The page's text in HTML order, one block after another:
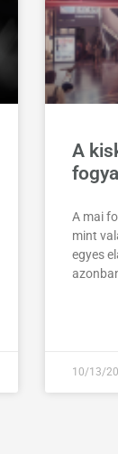
A
A mai
mint
egyes
10/13/